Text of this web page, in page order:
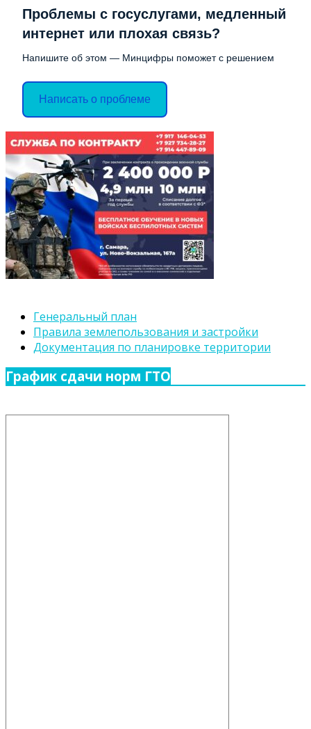
Проблемы с госуслугами, медленный
интернет или плохая связь?
Напишите об этом — Минцифры поможет с решением
Написать о проблеме
Генеральный план
Правила землепользования и застройки
Документация по планировке территории
График сдачи норм ГТО